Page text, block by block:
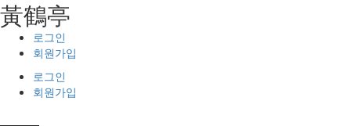
⿈鶴亭
로그인
회원가입
로그인
회원가입